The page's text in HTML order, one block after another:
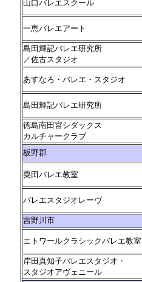
山口バレエスクール
一恵バレエアート
島田輝記バレエ研究所
／佐古スタジオ
あすなろ・バレエ・スタジオ
島田輝記バレエ研究所
徳島南田宮シダックス
カルチャークラブ
板野郡
粟田バレエ教室
バレエスタジオレーヴ
吉野川市
エトワールクラシックバレエ教室
岸田真知子バレエスタジオ・
スタジオアヴェニール